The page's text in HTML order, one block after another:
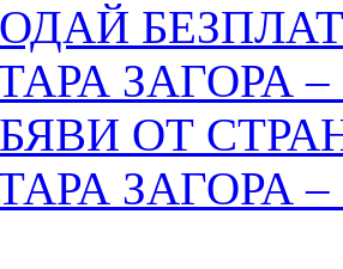
ЗАГОРА
ОТ
ЗАГОРА